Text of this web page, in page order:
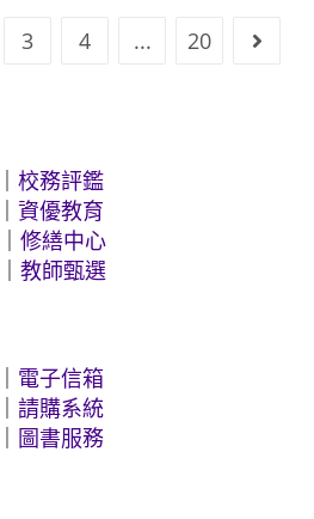
3 4 ... 20 Go to
校務評鑑
資優教育
修繕中心
教師甄選
電子信箱
請購系統
圖書服務